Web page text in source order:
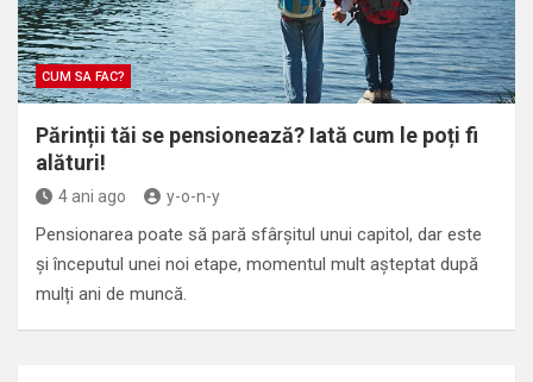
CUM SA FAC?
Părinții tăi se pensionează? Iată cum le poți fi
alături!
4 ani ago y-o-n-y
Pensionarea poate să pară sfârșitul unui capitol, dar este
și începutul unei noi etape, momentul mult așteptat după
mulți ani de muncă.